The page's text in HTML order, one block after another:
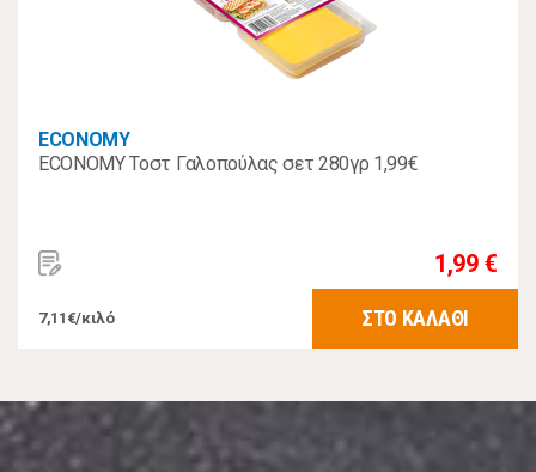
ECONOMY
ECONOMY Τοστ Γαλοπούλας σετ 280γρ 1,99€
1,99 €
7,11€/κιλό ΣΤΟ ΚΑΛΑΘΙ